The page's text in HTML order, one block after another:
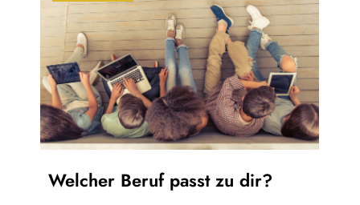
Welcher Beruf passt zu dir?